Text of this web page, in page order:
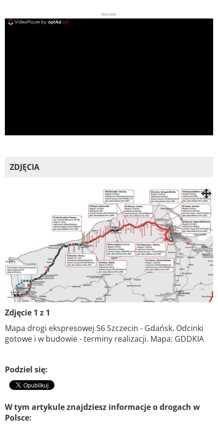
REKLAMA
ZDJĘCIA
Zdjęcie 1 z 1
Mapa drogi ekspresowej S6 Szczecin - Gdańsk. Odcinki
gotowe i w budowie - terminy realizacji. Mapa: GDDKIA
Podziel się:
W tym artykule znajdziesz informacje o drogach w
Polsce: